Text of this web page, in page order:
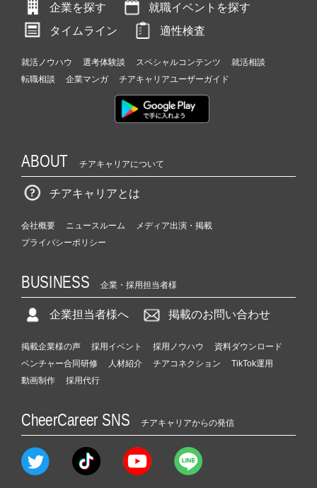
企業を探す
就職イベントを探す
タイムライン
適性検査
就活ノウハウ 選考体験談 スペシャルコンテンツ
就活相談
転職相談
企業マンガ チアキャリアユーザーガイド
ABOUT チアキャリアについて
チアキャリアとは
会社概要 ニュースルーム
メディア出演・掲載
プライバシーポリシー
BUSINESS 企業・採用担当者様
企業担当者様へ 掲載のお問い合わせ
掲載企業様の声 採用イベント 採用ノウハウ
資料ダウンロード
ベンチャー合同研修
人材紹介 チアコネクション
TikTok運用
動画制作
採用代行
CheerCareer SNS チアキャリアからの発信